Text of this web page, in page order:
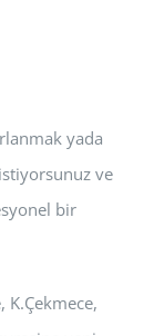
yada
ve
bir
K.Çekmece,